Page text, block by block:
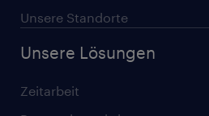
Unsere Standorte
Unsere Lösungen
Zeitarbeit